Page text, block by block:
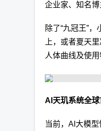
企业家、知名
除了“九冠王”
上，或者夏天
人体曲线及使
AI天玑系统全
当前，AI大模